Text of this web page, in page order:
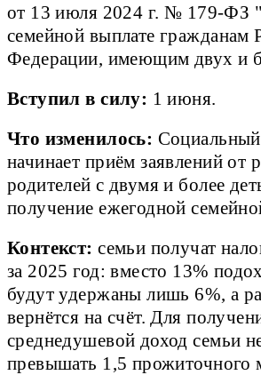
от 13 июля 2024 г. № 179-ФЗ
семейной выплате гражданам
Федерации, имеющим двух и
Вступил в силу: 1 июня.
Что изменилось:
начинает приём заявлений от
родителей с двумя и более
получение ежегодной
Контекст: семьи получат
за 2025 год: вместо 13%
будут удержаны лишь 6%, а
вернётся на счёт. Для
среднедушевой доход семьи
превышать 1,5 прожиточного